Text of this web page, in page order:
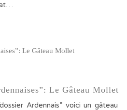
Le Gâteau Mollet
Ardennais” voici un gâteau